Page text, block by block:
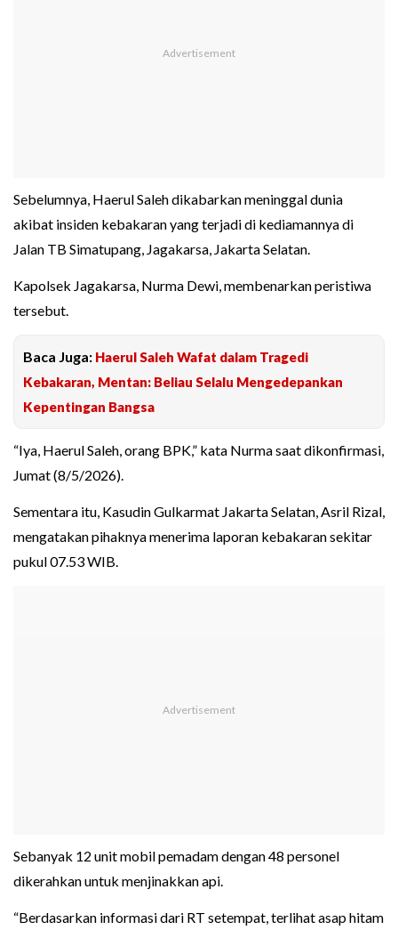
Sebelumnya, Haerul Saleh dikabarkan meninggal dunia
akibat insiden kebakaran yang terjadi di kediamannya di
Jalan TB Simatupang, Jagakarsa, Jakarta Selatan.
Kapolsek Jagakarsa, Nurma Dewi, membenarkan peristiwa
tersebut.
Baca Juga: Haerul Saleh Wafat dalam Tragedi
Kebakaran, Mentan: Beliau Selalu Mengedepankan
Kepentingan Bangsa
“Iya, Haerul Saleh, orang BPK,” kata Nurma saat dikonfirmasi,
Jumat (8/5/2026).
Sementara itu, Kasudin Gulkarmat Jakarta Selatan, Asril Rizal,
mengatakan pihaknya menerima laporan kebakaran sekitar
pukul 07.53 WIB.
Sebanyak 12 unit mobil pemadam dengan 48 personel
dikerahkan untuk menjinakkan api.
“Berdasarkan informasi dari RT setempat, terlihat asap hitam